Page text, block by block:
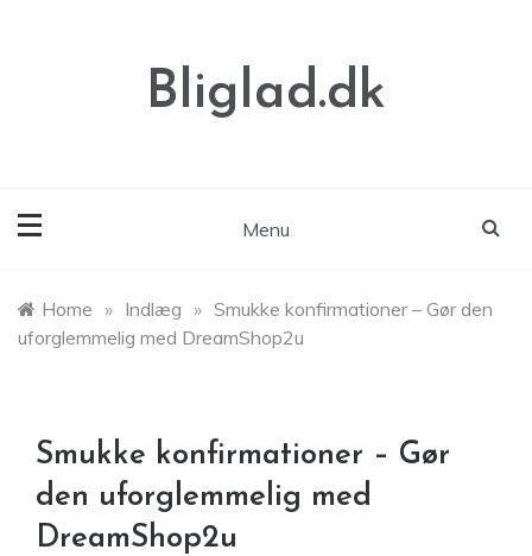
Bliglad.dk
Menu
Home » Indlæg » Smukke konfirmationer – Gør den
uforglemmelig med DreamShop2u
Smukke konfirmationer – Gør
den uforglemmelig med
DreamShop2u